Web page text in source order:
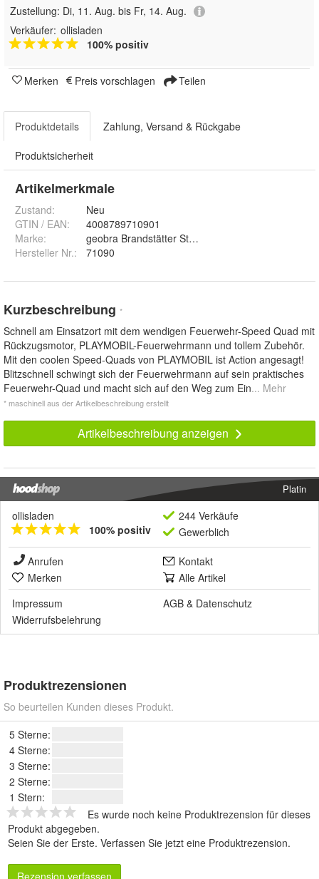
Zustellung: Di, 11. Aug. bis Fr, 14. Aug.
Verkäufer: ollisladen
100% positiv
Merken Preis vorschlagen Teilen
Produktdetails Zahlung, Versand & Rückgabe
Produktsicherheit
Artikelmerkmale
Zustand:
Neu
GTIN / EAN:
4008789710901
Marke:
geobra Brandstätter Stiftung & Co. KG
Hersteller Nr.:
71090
Kurzbeschreibung *
Schnell am Einsatzort mit dem wendigen Feuerwehr-Speed Quad mit
Rückzugsmotor, PLAYMOBIL-Feuerwehrmann und tollem Zubehör.
Mit den coolen Speed-Quads von PLAYMOBIL ist Action angesagt!
Blitzschnell schwingt sich der Feuerwehrmann auf sein praktisches
Feuerwehr-Quad und macht sich auf den Weg zum Ein... Mehr
* maschinell aus der Artikelbeschreibung erstellt
Artikelbeschreibung anzeigen
Platin
ollisladen
100% positiv
244 Verkäufe
Gewerblich
Anrufen
Kontakt
Merken
Alle Artikel
Impressum
AGB & Datenschutz
Widerrufsbelehrung
Produktrezensionen
So beurteilen Kunden dieses Produkt.
5 Sterne:
4 Sterne:
3 Sterne:
2 Sterne:
1 Stern:
Es wurde noch keine Produktrezension für dieses
Produkt abgegeben.
Seien Sie der Erste. Verfassen Sie jetzt eine Produktrezension.